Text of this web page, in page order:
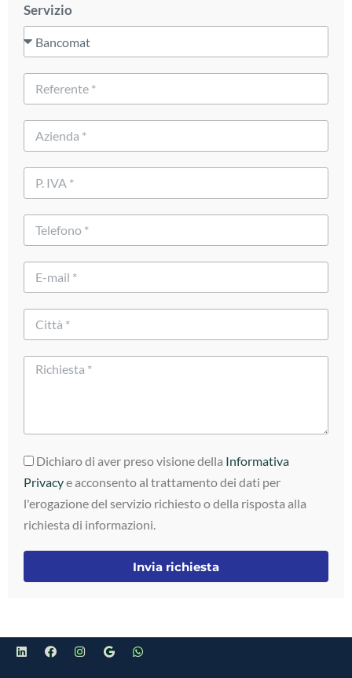
Servizio
Dichiaro di aver preso visione della Informativa
Privacye acconsento al trattamento dei dati per
l'erogazione del servizio richiesto o della risposta alla
richiesta di informazioni.
Invia richiesta